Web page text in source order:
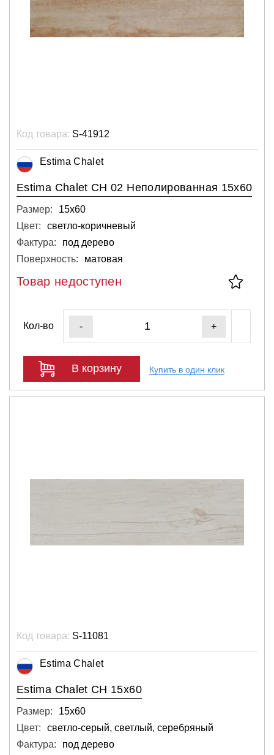
Код товара: S-41912
Estima Chalet
Estima Chalet CH 02 Неполированная 15x60
Размер:
15х60
Цвет:
светло-коричневый
Фактура:
под дерево
Поверхность:
матовая
Товар недоступен
Кол-во - +
В корзину Купить в один клик
Код товара: S-11081
Estima Chalet
Estima Chalet CH 15x60
Размер:
15х60
Цвет:
светло-серый, светлый, серебряный
Фактура:
под дерево